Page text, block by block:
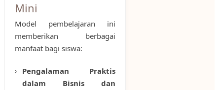
Mini
Model pembelajaran ini
memberikan berbagai
manfaat bagi siswa:
Pengalaman Praktis
dalam Bisnis dan